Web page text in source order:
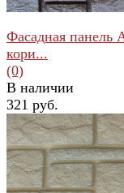
избранное сравнить
Фасадная панель
кори...
(0)
В наличии
321 руб.